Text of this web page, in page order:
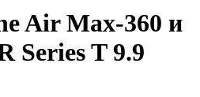
Air Max-360 и
Series T 9.9